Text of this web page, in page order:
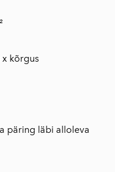
x kõrgus
päring läbi alloleva